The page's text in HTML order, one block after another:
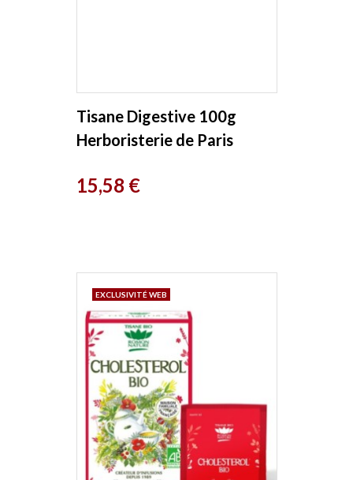
Tisane Digestive 100g
Herboristerie de Paris
Prix
15,58 €
EXCLUSIVITÉ WEB